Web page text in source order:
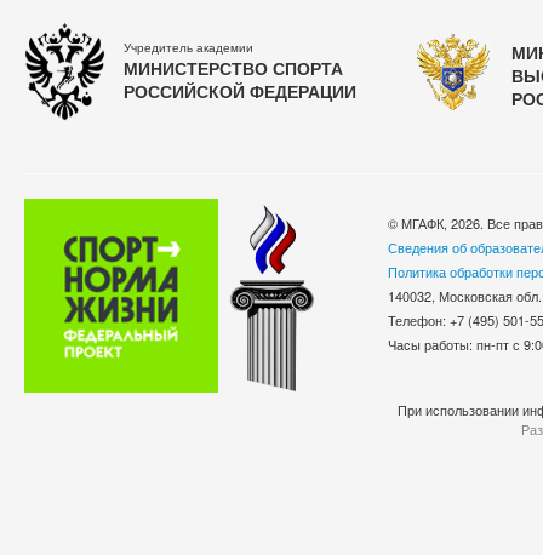
Учредитель академии
МИНИСТЕРСТВО СПОРТА
РОССИЙСКОЙ ФЕДЕРАЦИИ
© МГАФК, 2026. Все
Сведения об
Политика обработки
140032, Московская
Телефон: +7 (495)
Часы работы: пн-пт с
При использовании